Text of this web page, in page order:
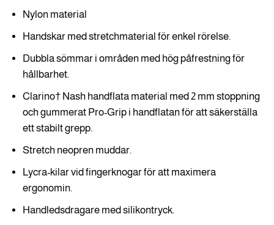
Nylon material
Handskar med stretchmaterial för enkel rörelse.
Dubbla sömmar i områden med hög påfrestning för
hållbarhet.
Clarino† Nash handflata material med 2 mm stoppning
och gummerat Pro-Grip i handflatan för att säkerställa
ett stabilt grepp.
Stretch neopren muddar.
Lycra-kilar vid fingerknogar för att maximera
ergonomin.
Handledsdragare med silikontryck.